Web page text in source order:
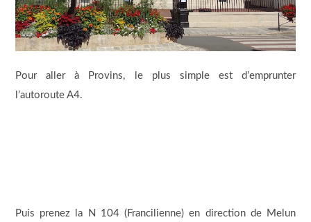
Pour aller à Provins, le plus simple est d’emprunter
l’autoroute A4.
Puis prenez la N 104 (Francilienne) en direction de Melun